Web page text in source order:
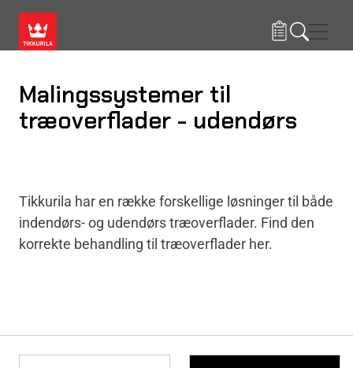
Malingssystemer til
træoverflader - udendørs
Tikkurila har en række forskellige løsninger til både
indendørs- og udendørs træoverflader. Find den
korrekte behandling til træoverflader her.